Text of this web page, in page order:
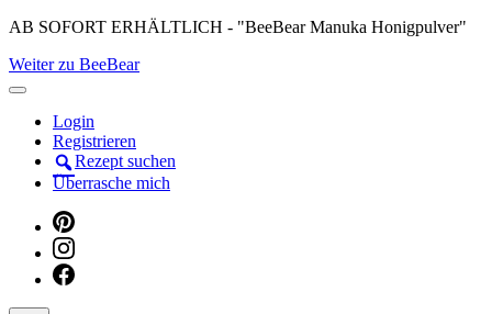
Skip
content
(Press
AB SOFORT ERHÄLTLICH - "BeeBear Manuka Honigpulver"
Weiter zu BeeBear
Login
Registrieren
Rezept suchen
Überrasche mich